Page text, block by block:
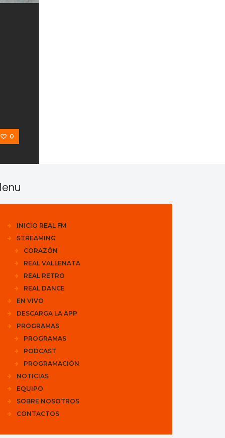
0
INICIO REAL FM
STREAMING
CORAZÓN
REAL VALLENATA
REAL RETRO
REAL DANCE
EN VIVO
DESCARGA LA APP
PROGRAMAS
PROGRAMAS
PODCAST
PROGRAMACIÓN
NOTICIAS
EQUIPO
SOBRE NOSOTROS
CONTACTOS